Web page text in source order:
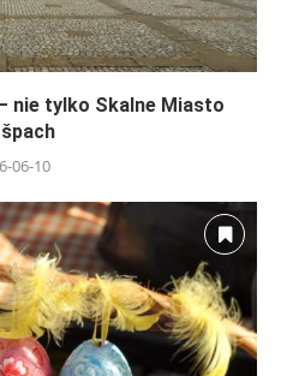
nie tylko Skalne Miasto
06-10